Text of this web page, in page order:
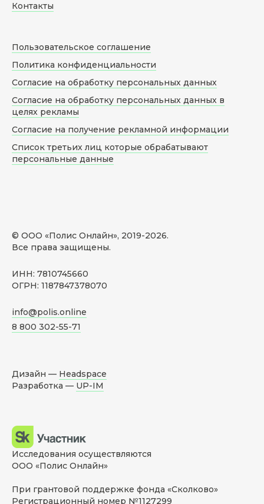
© ООО «Полис Онлайн», 2019-2026.
Все права защищены.
ИНН: 7810745660
ОГРН: 1187847378070
info@polis.online
8 800 302-55-71
Контакты
Пользовательское соглашение
Политика конфиденциальности
Согласие на обработку персональных данных
Согласие на обработку персональных данных в
целях рекламы
Согласие на получение рекламной информации
Список третьих лиц которые обрабатывают
персональные данные
Дизайн — Headspace
Разработка — UP-IM
Исследования осуществляются
ООО «Полис Онлайн»
При грантовой поддержке фонда «Сколково»
Регистрационный номер №1127299